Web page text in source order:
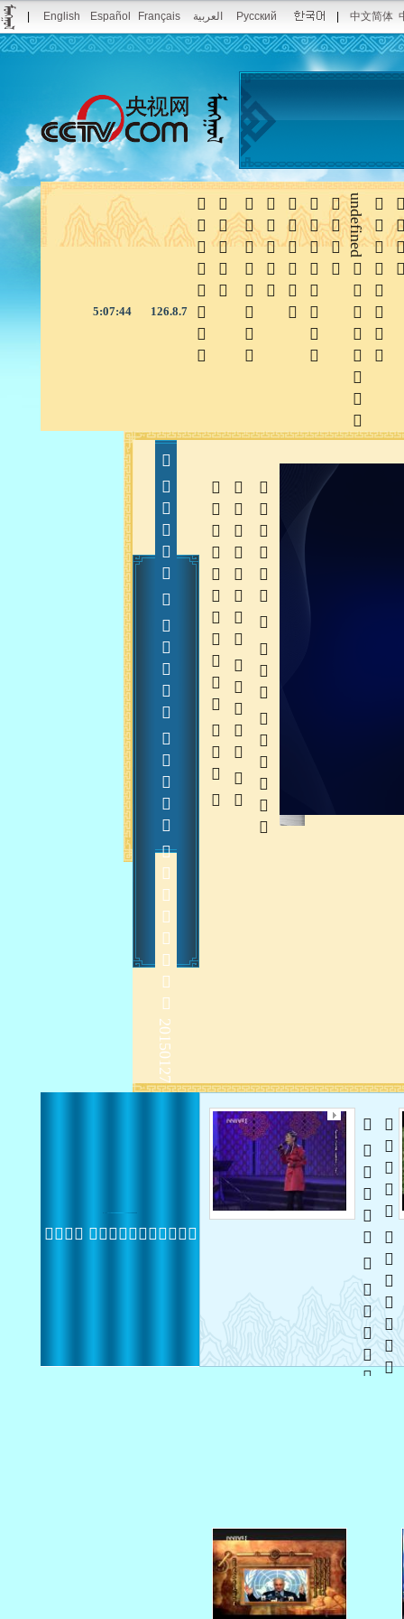
English Español Français العربية Русский 中文简体
5:07:45 126.8.7

 
undefined





      20150127     
    
    
   